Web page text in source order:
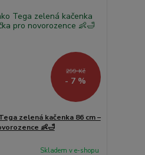
299 Kč
- 7 %
zelená kačenka 86 cm –
👶🛁
Skladem v e-shopu